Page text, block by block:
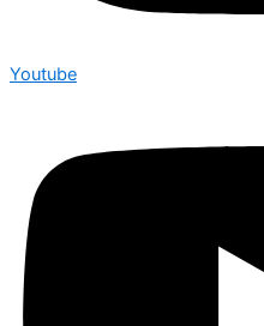
Youtube